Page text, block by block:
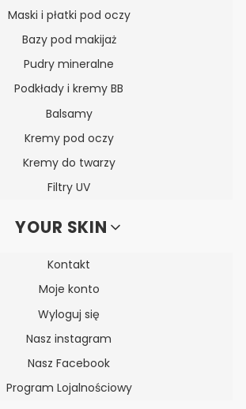
Maski i płatki pod oczy
Bazy pod makijaż
Pudry mineralne
Podkłady i kremy BB
Balsamy
Kremy pod oczy
Kremy do twarzy
Filtry UV
YOUR SKIN
Kontakt
Moje konto
Wyloguj się
Nasz instagram
Nasz Facebook
Program Lojalnościowy